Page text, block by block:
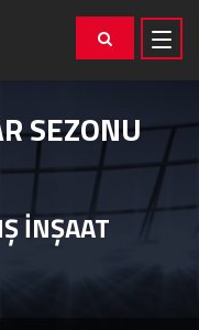
SEZONU
İNŞAAT